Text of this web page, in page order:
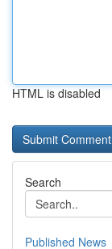
HTML is disabled
Search
Published News